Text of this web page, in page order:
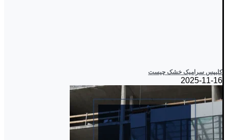
کلیپس سرامیک خشک چیست
2025-11-16